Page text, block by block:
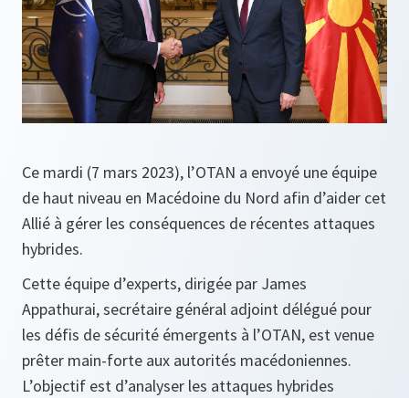
Ce mardi (7 mars 2023), l’OTAN a envoyé une équipe
de haut niveau en Macédoine du Nord afin d’aider cet
Allié à gérer les conséquences de récentes attaques
hybrides.
Cette équipe d’experts, dirigée par James
Appathurai, secrétaire général adjoint délégué pour
les défis de sécurité émergents à l’OTAN, est venue
prêter main-forte aux autorités macédoniennes.
L’objectif est d’analyser les attaques hybrides